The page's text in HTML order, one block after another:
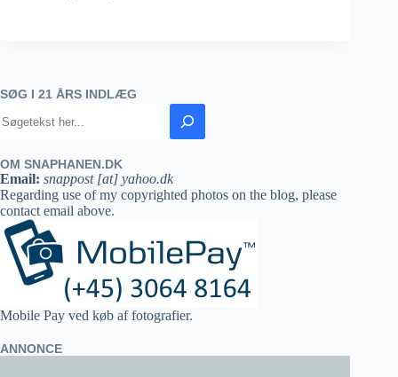
SØG I 21 ÅRS INDLÆG
OM SNAPHANEN.DK
Email: snappost [at] yahoo.dk
Regarding use of my copyrighted photos on the blog, please
contact email above.
Mobile Pay ved køb af fotografier.
ANNONCE